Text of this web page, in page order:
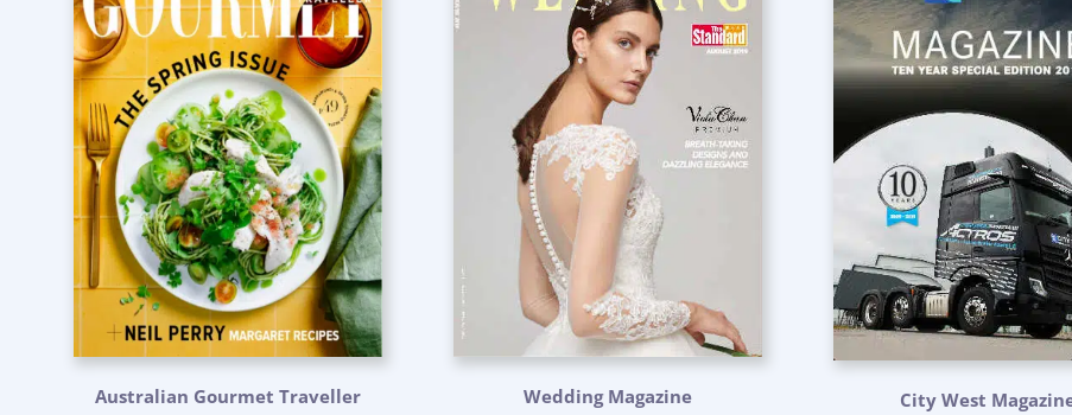
Australian Gourmet Traveller Wedding Magazine City West